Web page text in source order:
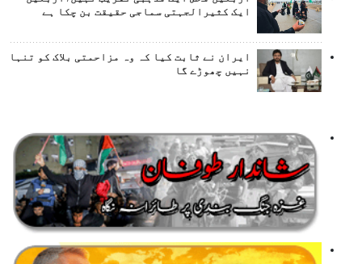
ایک کثیرالجہتی سماجی حقیقت بن چکا ہے
ایران نے ثابت کیا کہ وہ مزاحمتی بلاک کو تنہا
نہیں چھوڑے گا